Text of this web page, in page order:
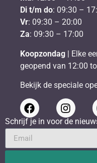
Di t/m do: 09:30 –
Vr: 09:30 – 20:00
Za: 09:30 – 17:00
Koopzondag | Elke
geopend van 12:00
Bekijk de speciale
Schrijf je in voor de